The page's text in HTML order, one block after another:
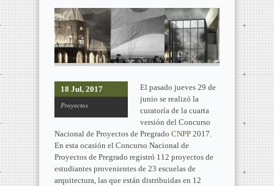
18 Jul, 2017
Proyectos
El pasado jueves 29 de
junio se realizó la
curatoría de la cuarta
versión del Concurso
Nacional de Proyectos de Pregrado CNPP 2017.
En esta ocasión el Concurso Nacional de
Proyectos de Pregrado registró 112 proyectos de
estudiantes provenientes de 23 escuelas de
arquitectura, las que están distribuidas en 12